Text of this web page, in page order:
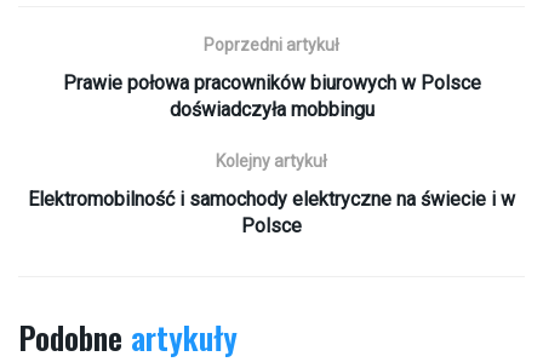
Poprzedni artykuł
Prawie połowa pracowników biurowych w Polsce
doświadczyła mobbingu
Kolejny artykuł
Elektromobilność i samochody elektryczne na świecie i w
Polsce
Podobne artykuły